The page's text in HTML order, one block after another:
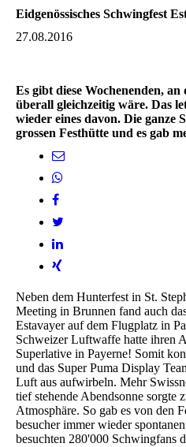
Eidgenössisches Schwingfest
27.08.2016
Es gibt diese Wochenenden, an
überall gleichzeitig wäre. Das
wieder eines davon. Die ganze
grossen Festhütte und es gab
Neben dem Hunterfest in St.
Meeting in Brunnen fand auch
Estavayer auf dem Flugplatz in
Schweizer Luftwaffe hatte ihren
Superlative in Payerne! Somit
und das Super Puma Display
Luft aus aufwirbeln. Mehr
tief stehende Abendsonne sorgte
Atmosphäre. So gab es von den
besucher immer wieder
besuchten 280'000 Schwingfans